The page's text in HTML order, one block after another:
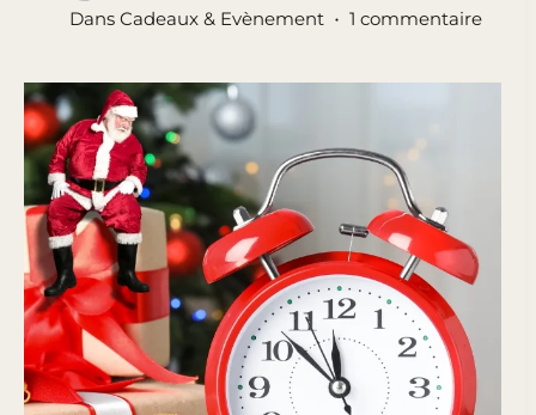
Dans Cadeaux & Evènement 1 commentaire